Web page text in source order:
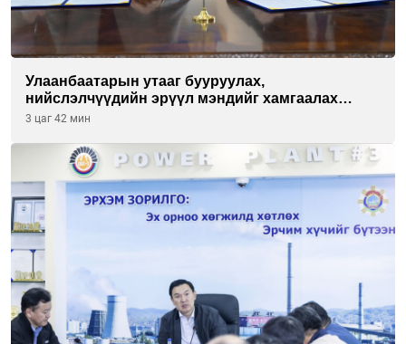
Улаанбаатарын утааг бууруулах,
нийслэлчүүдийн эрүүл мэндийг хамгаалах
төслийг “Чингис хаан баялгийн сан нэгдэл” ХХК-
3 цаг 42 мин